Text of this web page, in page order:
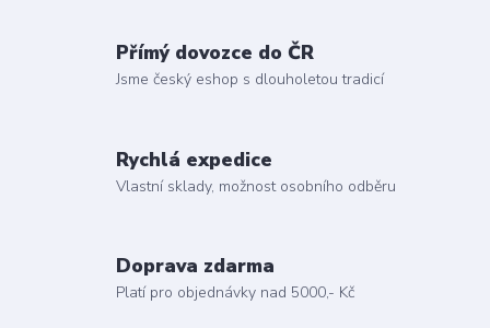
Přímý dovozce do ČR
Jsme český eshop s dlouholetou tradicí
Rychlá expedice
Vlastní sklady, možnost osobního odběru
Doprava zdarma
Platí pro objednávky nad 5000,- Kč